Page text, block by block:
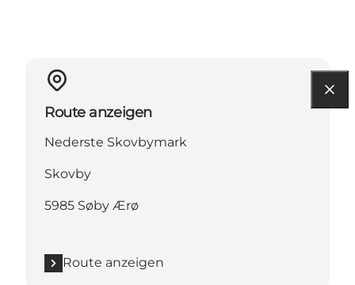
Route anzeigen
Nederste Skovbymark
Skovby
5985 Søby Ærø
Route anzeigen